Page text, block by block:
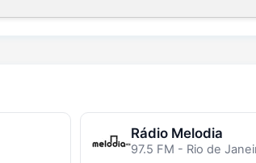
Rádio Melodia
97.5 FM - Rio de